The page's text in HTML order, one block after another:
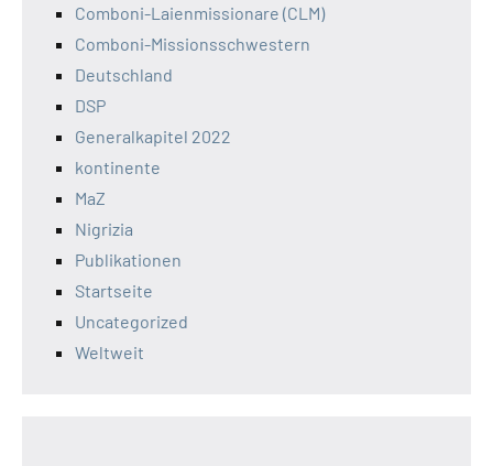
Comboni-Laienmissionare (CLM)
Comboni-Missionsschwestern
Deutschland
DSP
Generalkapitel 2022
kontinente
MaZ
Nigrizia
Publikationen
Startseite
Uncategorized
Weltweit